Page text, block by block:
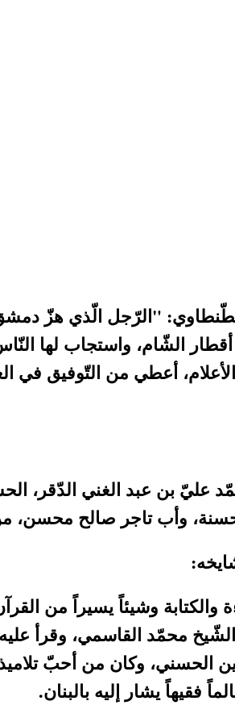
"الرّجل الّذي هزّ
الشّام، واستجاب لها
أعطي من التّوفيق في
وأب تاجر صالح محسن،
والكتابة وشيئاً يسيراً من
الشّيخ محمّد القاسمي، وقرأ
الحسني، وكان من أحبّ
فقيهاً يشار إليه بالبنان.